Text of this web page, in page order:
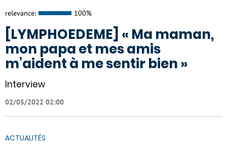
relevance: 100%
[LYMPHOEDEME] « Ma maman,
mon papa et mes amis
m’aident à me sentir bien »
Interview
02/05/2022 02:00
ACTUALITÉS